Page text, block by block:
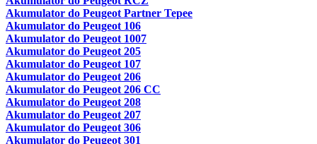
Akumulator do Peugeot Partner Tepee
Akumulator do Peugeot 106
Akumulator do Peugeot 1007
Akumulator do Peugeot 205
Akumulator do Peugeot 107
Akumulator do Peugeot 206
Akumulator do Peugeot 206 CC
Akumulator do Peugeot 208
Akumulator do Peugeot 207
Akumulator do Peugeot 306
Akumulator do Peugeot 301